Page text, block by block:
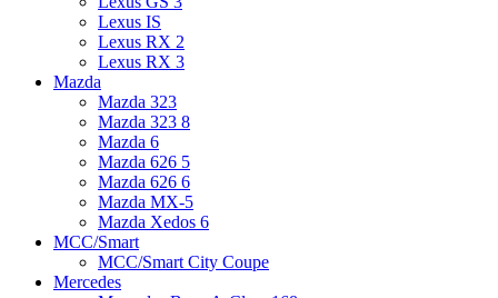
Lexus IS
Lexus RX 2
Lexus RX 3
Mazda
Mazda 323
Mazda 323 8
Mazda 6
Mazda 626 5
Mazda 626 6
Mazda MX-5
Mazda Xedos 6
MCC/Smart
MCC/Smart City Coupe
Mercedes